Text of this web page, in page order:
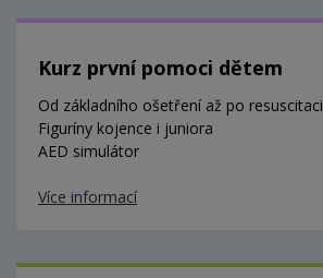
Kurz první pomoci dětem
Od základního ošetření až po resuscitaci
Figuríny kojence i juniora
AED simulátor
Více informací